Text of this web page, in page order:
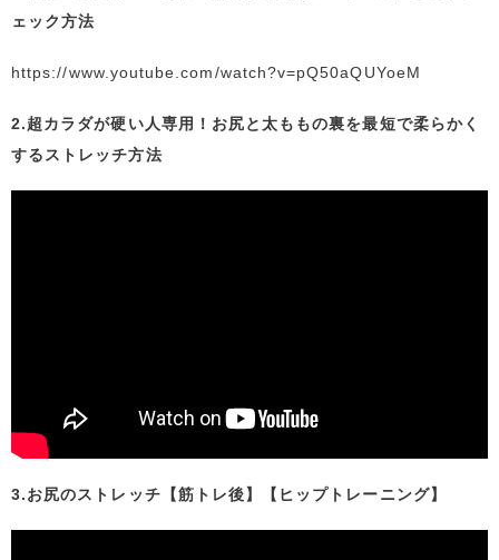
ェック方法
https://www.youtube.com/watch?v=pQ50aQUYoeM
2.超カラダが硬い人専用！お尻と太ももの裏を最短で柔らかく
するストレッチ方法
3.お尻のストレッチ【筋トレ後】【ヒップトレーニング】